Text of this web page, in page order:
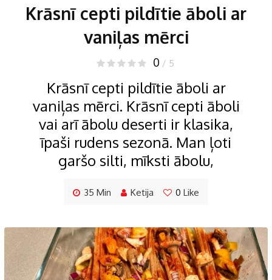
Krāsnī cepti pildītie āboli ar
vaniļas mērci
0 / 5
Krāsnī cepti pildītie āboli ar
vaniļas mērci. Krāsnī cepti āboli
vai arī ābolu deserti ir klasika,
īpaši rudens sezonā. Man ļoti
garšo silti, mīksti ābolu,
35 Min Ketija 0 Like